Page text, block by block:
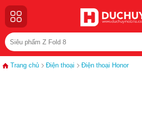
Trang chủ Điện thoại Điện thoại Honor